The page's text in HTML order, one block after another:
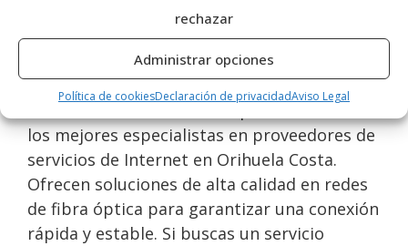
rechazar
Administrar opciones
Política de cookiesDeclaración de privacidadAviso Legal
Orihuela es una gran ventaja para los
residentes y turistas que buscan servicios de
Internet confiables y de alta velocidad.
Union De Redes De Fibra Optica Sl es uno de
los mejores especialistas en proveedores de
servicios de Internet en Orihuela Costa.
Ofrecen soluciones de alta calidad en redes
de fibra óptica para garantizar una conexión
rápida y estable. Si buscas un servicio